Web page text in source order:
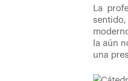
La
la aún
una